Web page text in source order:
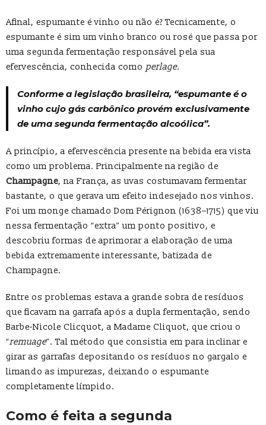
Afinal, espumante é vinho ou não é? Tecnicamente, o
espumante é sim um vinho branco ou rosé que passa por
uma segunda fermentação responsável pela sua
efervescência, conhecida como perlage.
Conforme a legislação brasileira, “espumante é o
vinho cujo gás carbônico provém exclusivamente
de uma segunda fermentação alcoólica”.
A princípio, a efervescência presente na bebida era vista
como um problema. Principalmente na região de
Champagne, na França, as uvas costumavam fermentar
bastante, o que gerava um efeito indesejado nos vinhos.
Foi um monge chamado Dom Pérignon (1638–1715) que viu
nessa fermentação “extra” um ponto positivo, e
descobriu formas de aprimorar a elaboração de uma
bebida extremamente interessante, batizada de
Champagne.
Entre os problemas estava a grande sobra de resíduos
que ficavam na garrafa após a dupla fermentação, sendo
Barbe-Nicole Clicquot, a Madame Cliquot, que criou o
“remuage”. Tal método que consistia em para inclinar e
girar as garrafas depositando os resíduos no gargalo e
limando as impurezas, deixando o espumante
completamente límpido.
Como é feita a segunda